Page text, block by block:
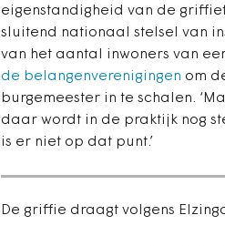
eigenstandigheid van de
sluitend nationaal stelsel van
van het aantal inwoners van
de belangenverenigingen om
burgemeester in te schalen.
daar wordt in de praktijk nog
is er niet op dat punt.’
De griffie draagt volgens